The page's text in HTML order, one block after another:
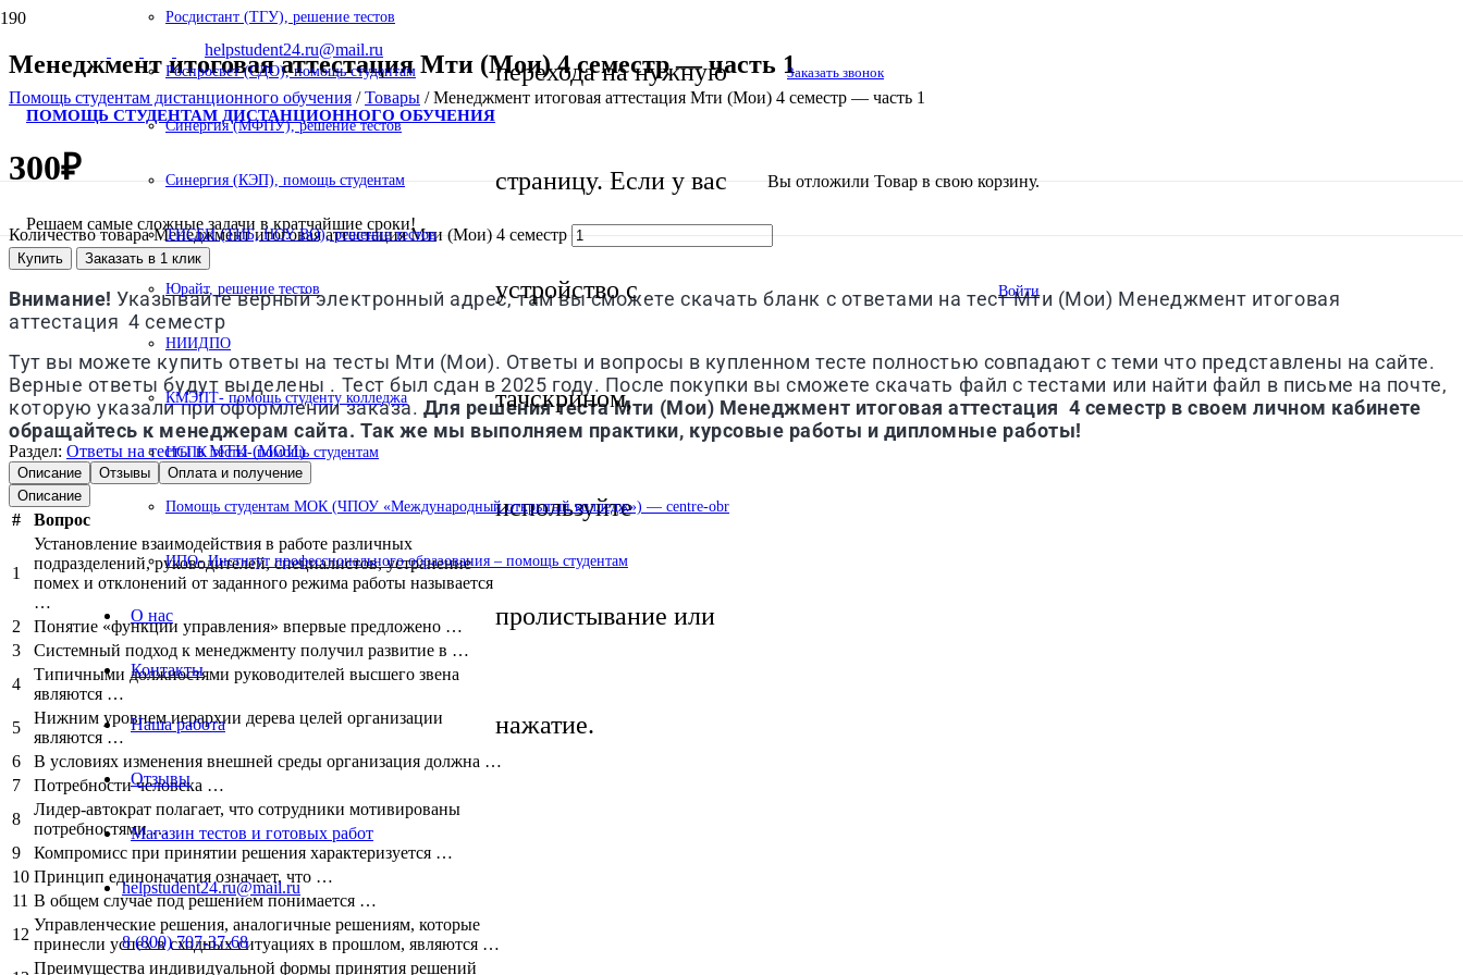
helpstudent24.ru@mail.ru
ПОМОЩЬ СТУДЕНТАМ ДИСТАНЦИОННОГО ОБУЧЕНИЯ
Решаем самые сложные задачи в кратчайшие сроки!
перехода на нужную
страницу. Если у вас
устройство с
тачскрином,
используйте
пролистывание или
нажатие.
Заказать звонок
Вы отложили Товар в свою корзину.
Войти
Росдистант (ТГУ), решение тестов
Роспросвет (СДО), помощь студентам
Синергия (МФПУ), решение тестов
Синергия (КЭП), помощь студентам
ТИСБИ (ТИБ, НОУ ВО), решение тестов
Юрайт, решение тестов
НИИДПО
КМЭПТ- помощь студенту колледжа
НСПК тесты- помощь студентам
Помощь студентам МОК (ЧПОУ «Международный открытый колледж») — centre-obr
ИПО- Институт профессионального образования – помощь студентам
О нас
Контакты
Наша работа
Отзывы
Магазин тестов и готовых работ
helpstudent24.ru@mail.ru
8 (800) 707-37-68
Менеджмент итоговая аттестация Мти (Мои) 4 семестр — часть 1
Помощь студентам дистанционного обучения /Товары /Менеджмент итоговая аттестация Мти (Мои) 4 семестр — часть 1
300₽
Количество товара Менеджмент итоговая аттестация Мти (Мои) 4 семестр
Купить Заказать в 1 клик
Внимание! Указывайте верный электронный адрес, там вы сможете скачать бланк с ответами на тестМти (Мои) Менеджмент итоговая
аттестация 4 семестр
Тут вы можете купить ответы на тесты Мти (Мои). Ответы и вопросы в купленном тесте полностью совпадают с теми что представлены на сайте.
Верные ответы будут выделены . Тест был сдан в 2025 году. После покупки вы сможете скачать файл с тестами или найти файл в письме на почте,
которую указали при оформлении заказа. Для решения тестаМти (Мои) Менеджмент итоговая аттестация 4 семестр в своем личном кабинете
обращайтесь к менеджерам сайта. Так же мы выполняем практики, курсовые работы и дипломные работы!
Раздел: Ответы на тесты в МТИ (МОИ)
Описание Отзывы
Оплата и получение
Описание
# Вопрос
1
Установление взаимодействия в работе различных
подразделений, руководителей, специалистов, устранение
помех и отклонений от заданного режима работы называется
…
2
Понятие «функции управления» впервые предложено …
3
Системный подход к менеджменту получил развитие в …
4
Типичными должностями руководителей высшего звена
являются …
5
Нижним уровнем иерархии дерева целей организации
являются …
6
В условиях изменения внешней среды организация должна …
7
Потребности человека …
8
Лидер-автократ полагает, что сотрудники мотивированы
потребностями …
9
Компромисс при принятии решения характеризуется …
10 Принцип единоначатия означает, что …
11 В общем случае под решением понимается …
12
Управленческие решения, аналогичные решениям, которые
принесли успех в сходных ситуациях в прошлом, являются …
Преимущества индивидуальной формы принятия решений